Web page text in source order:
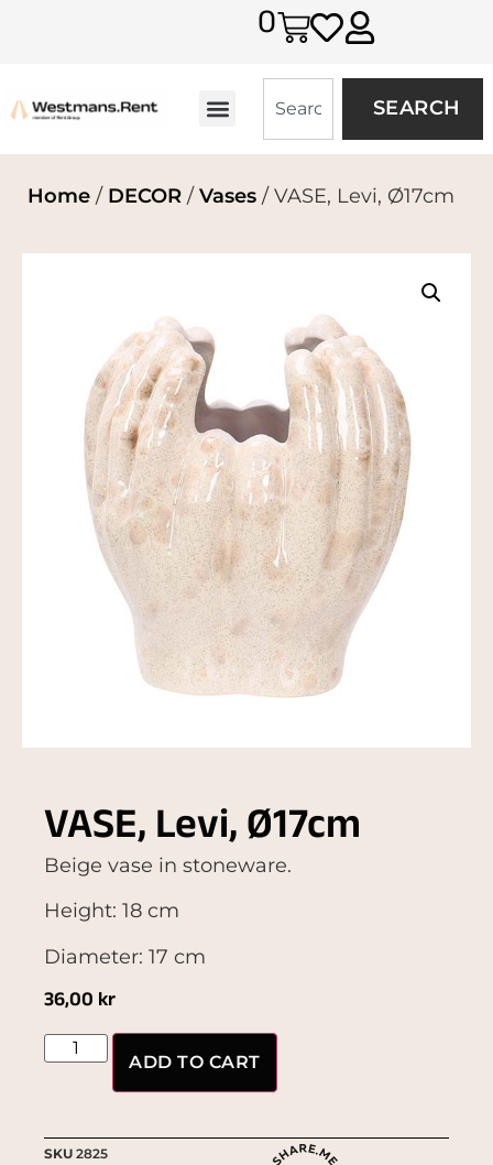
0
SEARCH
Home / DECOR / Vases / VASE, Levi, Ø17cm
VASE, Levi, Ø17cm
Beige vase in stoneware.
Height: 18 cm
Diameter: 17 cm
36,00 kr
ADD TO CART
SKU 2825